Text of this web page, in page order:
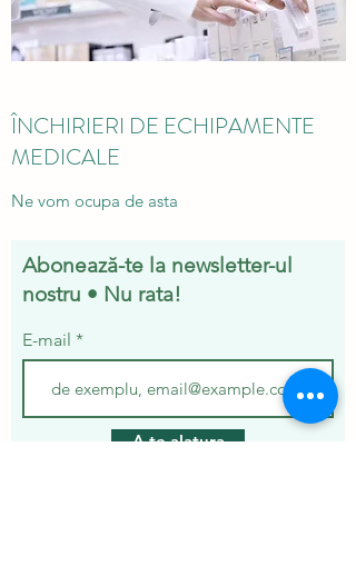
ÎNCHIRIERI DE ECHIPAMENTE
MEDICALE
Ne vom ocupa de asta
Abonează-te la newsletter-ul
nostru • Nu rata!
E-mail
A te alatura